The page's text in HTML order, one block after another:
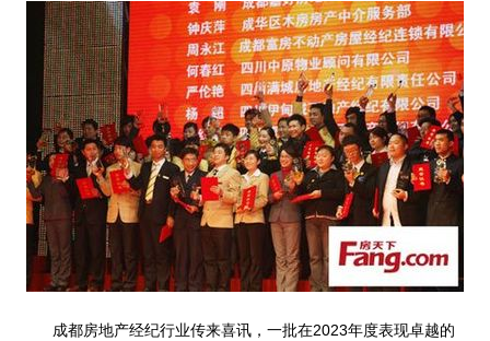
成都房地产经纪行业传来喜讯，一批在2023年度表现卓越的